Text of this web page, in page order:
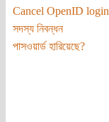
Cancel OpenID login
সদস্য নিবন্ধন
পাসওয়ার্ড হারিয়েছে?